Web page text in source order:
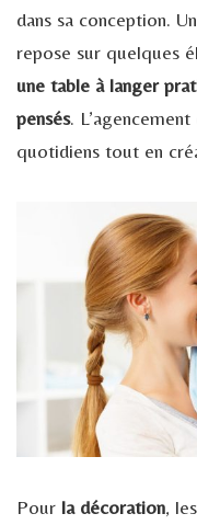
dans sa conception.
repose sur quelques
une table à langer
pensés.
quotidiens tout en
Pour la décoration,